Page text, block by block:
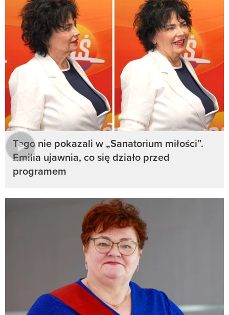
Tego nie pokazali w „Sanatorium miłości”.
Emilia ujawnia, co się działo przed
programem